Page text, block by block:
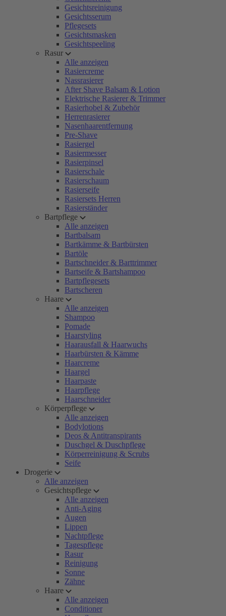
Gesichtsreinigung
Gesichtsserum
Pflegesets
Gesichtsmasken
Gesichtspeeling
Rasur
Alle anzeigen
Rasiercreme
Nassrasierer
After Shave Balsam & Lotion
Elektrische Rasierer & Trimmer
Rasierhobel & Zubehör
Herrenrasierer
Nasenhaarentfernung
Pre-Shave
Rasiergel
Rasiermesser
Rasierpinsel
Rasierschale
Rasierschaum
Rasierseife
Rasiersets Herren
Rasierständer
Bartpflege
Alle anzeigen
Bartbalsam
Bartkämme & Bartbürsten
Bartöle
Bartschneider & Barttrimmer
Bartseife & Bartshampoo
Bartpflegesets
Bartscheren
Haare
Alle anzeigen
Shampoo
Pomade
Haarstyling
Haarausfall & Haarwuchs
Haarbürsten & Kämme
Haarcreme
Haargel
Haarpaste
Haarpflege
Haarschneider
Körperpflege
Alle anzeigen
Bodylotions
Deos & Antitranspirants
Duschgel & Duschpflege
Körperreinigung & Scrubs
Seife
Drogerie
Alle anzeigen
Gesichtspflege
Alle anzeigen
Anti-Aging
Augen
Lippen
Nachtpflege
Tagespflege
Rasur
Reinigung
Sonne
Zähne
Haare
Alle anzeigen
Conditioner